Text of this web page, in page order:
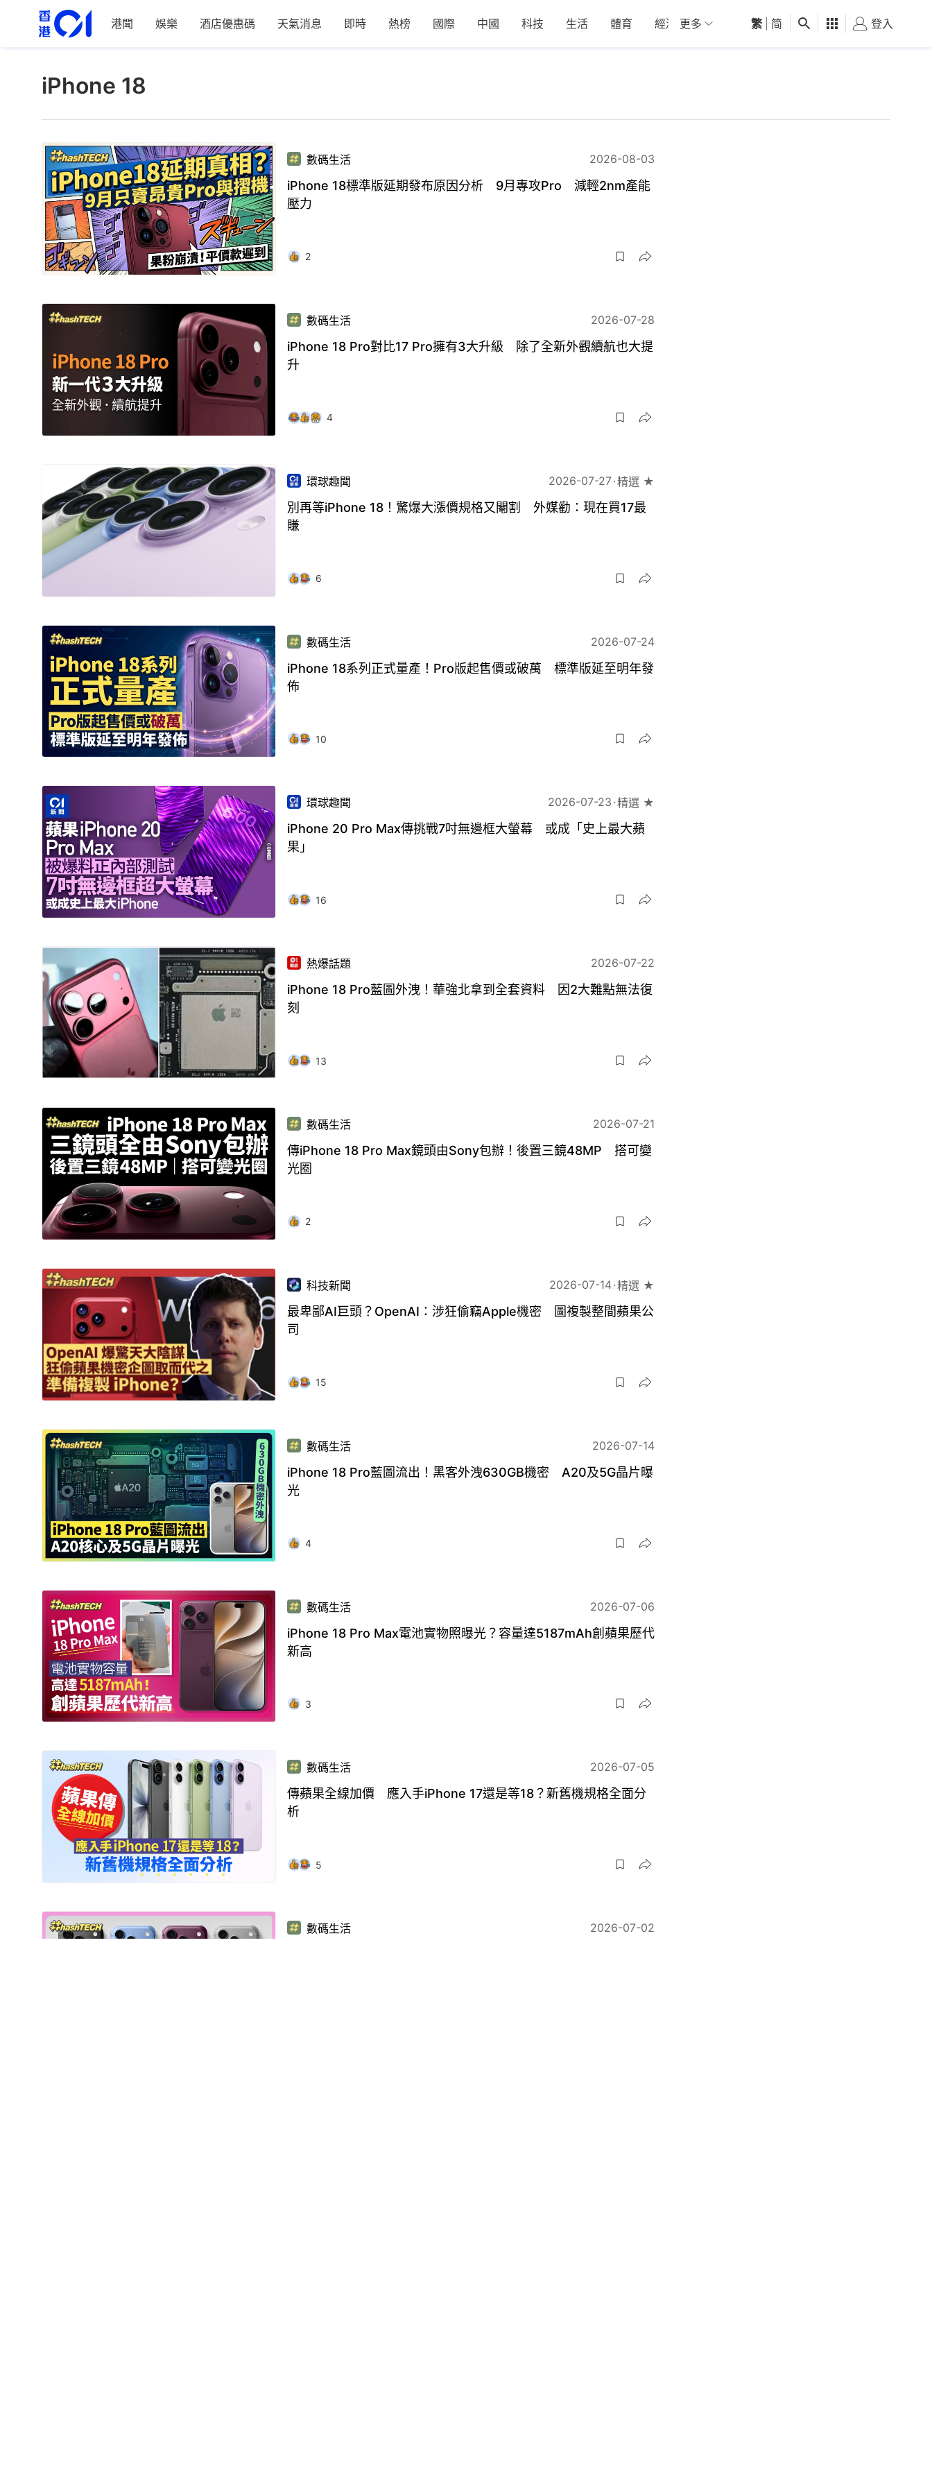
港聞 娛樂 酒店優惠碼 天氣消息 即時 熱榜 國際 中國 科技 生活 體育 經濟 01深圳 觀點 健康 好食玩飛
更多 繁 简 登入
iPhone 18
數碼生活 2026-08-03
iPhone 18標準版延期發布原因分析 9月專攻Pro 減輕2nm產能
壓力
2
數碼生活 2026-07-28
iPhone 18 Pro對比17 Pro擁有3大升級 除了全新外觀續航也大提
升
4
環球趣聞 2026-07-27 精選 ★
別再等iPhone 18！驚爆大漲價規格又閹割 外媒勸：現在買17最
賺
6
數碼生活 2026-07-24
iPhone 18系列正式量產！Pro版起售價或破萬 標準版延至明年發
佈
10
環球趣聞 2026-07-23 精選 ★
iPhone 20 Pro Max傳挑戰7吋無邊框大螢幕 或成「史上最大蘋
果」
16
熱爆話題 2026-07-22
iPhone 18 Pro藍圖外洩！華強北拿到全套資料 因2大難點無法復
刻
13
數碼生活 2026-07-21
傳iPhone 18 Pro Max鏡頭由Sony包辦！後置三鏡48MP 搭可變
光圈
2
科技新聞 2026-07-14 精選 ★
最卑鄙AI巨頭？OpenAI：涉狂偷竊Apple機密 圖複製整間蘋果公
司
15
數碼生活 2026-07-14
iPhone 18 Pro藍圖流出！黑客外洩630GB機密 A20及5G晶片曝
光
4
數碼生活 2026-07-06
iPhone 18 Pro Max電池實物照曝光？容量達5187mAh創蘋果歷代
新高
3
數碼生活 2026-07-05
傳蘋果全線加價 應入手iPhone 17還是等18？新舊機規格全面分
析
5
數碼生活 2026-07-02